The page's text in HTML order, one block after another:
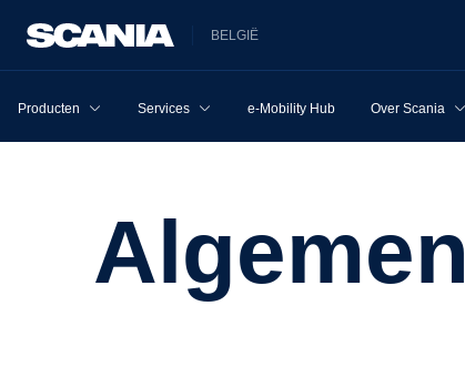
BELGIË
Producten Services e-Mobility Hub Over Scania